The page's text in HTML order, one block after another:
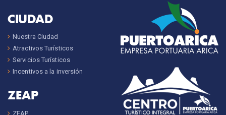
CIUDAD
Nuestra Ciudad
Atractivos Turísticos
Servicios Turísticos
Incentivos a la inversión
ZEAP
ZEAP